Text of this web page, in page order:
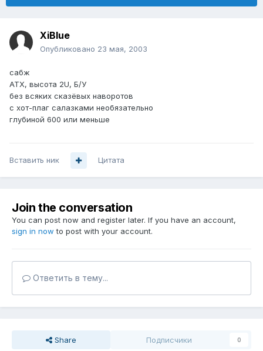
XiBlue
Опубликовано 23 мая, 2003
сабж
АТХ, высота 2U, Б/У
без всяких сказёвых наворотов
с хот-плаг салазками необязательно
глубиной 600 или меньше
Вставить ник Цитата
Join the conversation
You can post now and register later. If you have an account,
sign in now to post with your account.
Ответить в тему...
Share Подписчики 0